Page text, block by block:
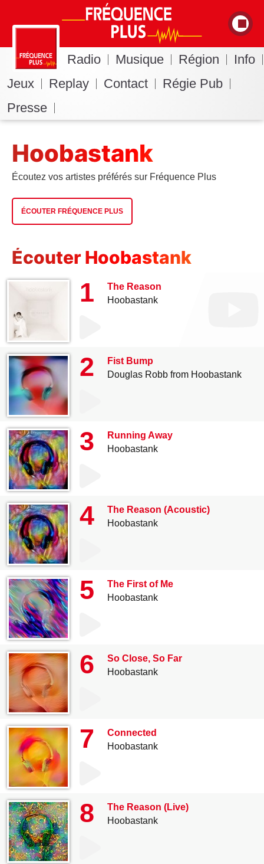
Radio Musique Région
Info
Jeux
Replay Contact
Régie Pub
Presse
Hoobastank
Écoutez vos artistes préférés sur Fréquence Plus
ÉCOUTER FRÉQUENCE PLUS
Écouter Hoobastank
1
The Reason
Hoobastank
2
Fist Bump
Douglas Robb from Hoobastank
3
Running Away
Hoobastank
4
The Reason (Acoustic)
Hoobastank
5
The First of Me
Hoobastank
6
So Close, So Far
Hoobastank
7
Connected
Hoobastank
8
The Reason (Live)
Hoobastank